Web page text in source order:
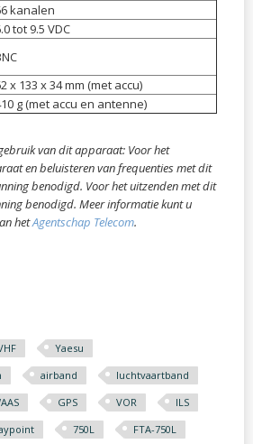
kanalen
tot 9.5 VDC
x 133 x 34 mm (met accu)
g (met accu en antenne)
van dit apparaat: Voor het
en beluisteren van frequenties met dit
benodigd. Voor het uitzenden met dit
benodigd. Meer informatie kunt u
hetAgentschap Telecom​.
Yaesu
airband
luchtvaartband
GPS VOR
ILS
750L
FTA-750L